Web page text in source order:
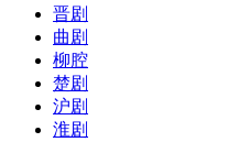
晋剧
曲剧
柳腔
楚剧
沪剧
淮剧